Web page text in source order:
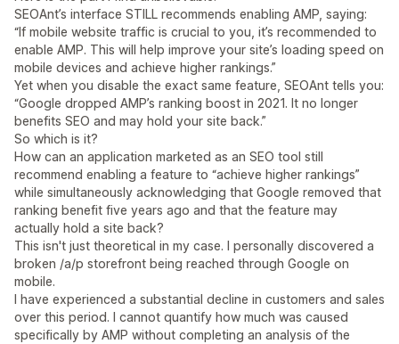
SEOAnt’s interface STILL recommends enabling AMP, saying:
“If mobile website traffic is crucial to you, it’s recommended to
enable AMP. This will help improve your site’s loading speed on
mobile devices and achieve higher rankings.”
Yet when you disable the exact same feature, SEOAnt tells you:
“Google dropped AMP’s ranking boost in 2021. It no longer
benefits SEO and may hold your site back.”
So which is it?
How can an application marketed as an SEO tool still
recommend enabling a feature to “achieve higher rankings”
while simultaneously acknowledging that Google removed that
ranking benefit five years ago and that the feature may
actually hold a site back?
This isn't just theoretical in my case. I personally discovered a
broken /a/p storefront being reached through Google on
mobile.
I have experienced a substantial decline in customers and sales
over this period. I cannot quantify how much was caused
specifically by AMP without completing an analysis of the